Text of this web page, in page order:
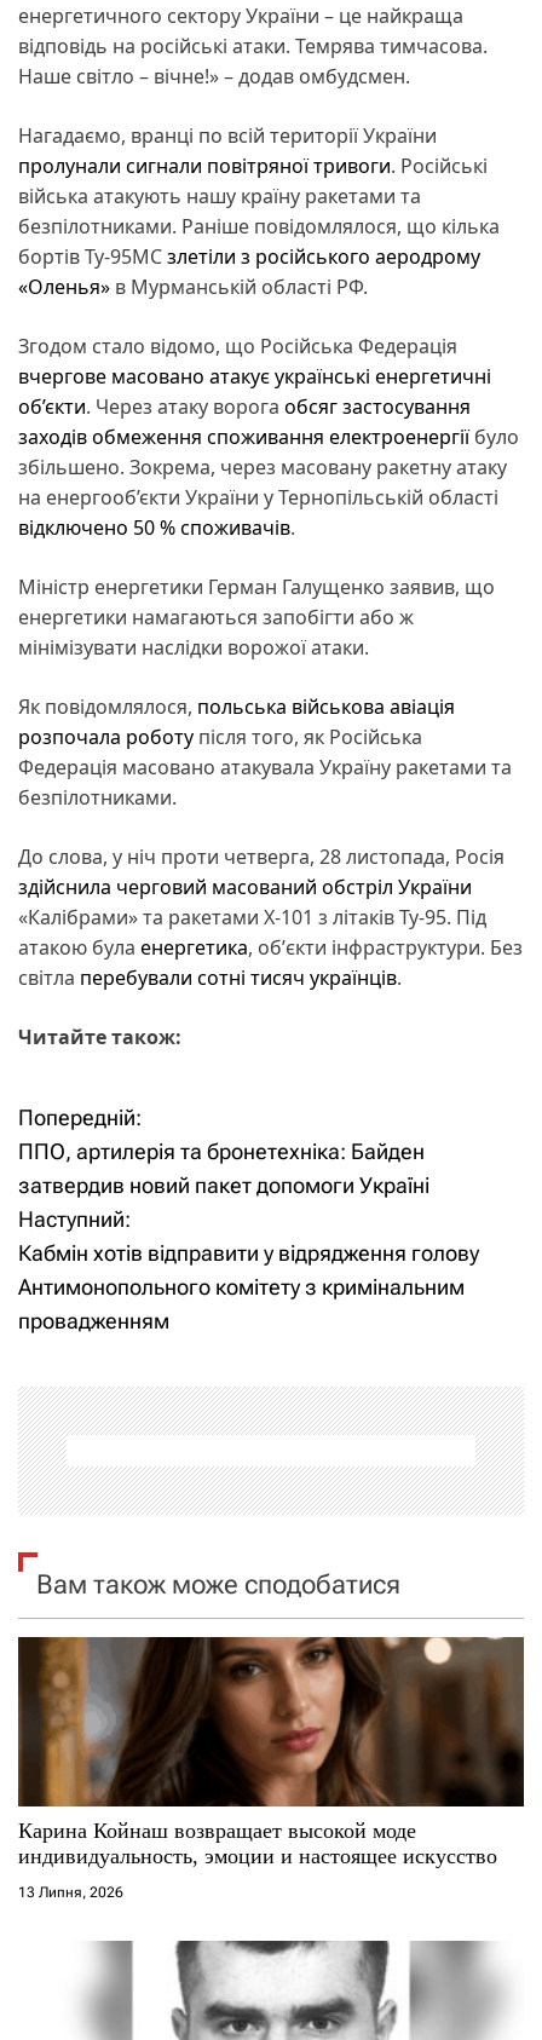
енергетичного сектору України – це найкраща
відповідь на російські атаки. Темрява тимчасова.
Наше світло – вічне!» – додав омбудсмен.
Нагадаємо, вранці по всій території України
пролунали сигнали повітряної тривоги. Російські
війська атакують нашу країну ракетами та
безпілотниками. Раніше повідомлялося, що кілька
бортів Ту-95МСзлетіли з російського аеродрому
«Оленья» в Мурманській області РФ.
Згодом стало відомо, що Російська Федерація
вчергове масовано атакує українські енергетичні
об’єкти. Через атаку ворога обсяг застосування
заходів обмеження споживання електроенергіїбуло
збільшено. Зокрема, через масовану ракетну атаку
на енергооб’єкти України у Тернопільській області
відключено 50 % споживачів.
Міністр енергетики Герман Галущенко заявив, що
енергетики намагаються запобігти або ж
мінімізувати наслідки ворожої атаки.
Як повідомлялося, польська військова авіація
розпочала роботу після того, як Російська
Федерація масовано атакувала Україну ракетами та
безпілотниками.
До слова, у ніч проти четверга, 28 листопада, Росія
здійснила черговий масований обстріл України
«Калібрами» та ракетами Х-101 з літаків Ту-95. Під
атакою була енергетика, обʼєкти інфраструктури. Без
світла перебували сотні тисяч українців.
Читайте також:
Н
а
в
і
г
а
ц
і
а
п
с
і
в
Попередній:
ППО, артилерія та бронетехніка: Байден
затвердив новий пакет допомоги Україні
Наступний:
Кабмін хотів відправити у відрядження голову
Антимонопольного комітету з кримінальним
провадженням
Вам також може сподобатися
Карина Койнаш возвращает высокой моде
индивидуальность, эмоции и настоящее искусство
13 Липня, 2026